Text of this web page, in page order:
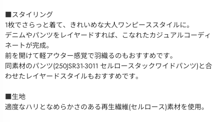
■スタイリング
1枚でさらっと着て、きれいめな大人ワンピーススタイルに。
デニムやパンツをレイヤードすれば、こなれたカジュアルコーディ
ネートが完成。
前を開けて軽アウター感覚で羽織るのもおすすめです。
同素材のパンツ(250JSR31-3011 セルロースタックワイドパンツ)と合
わせたレイヤードスタイルもおすすめです。
■生地
適度なハリとなめらかさのある再生繊維(セルロース)素材を使用。